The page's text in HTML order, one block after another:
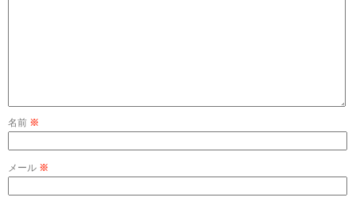
名前 ※
メール ※